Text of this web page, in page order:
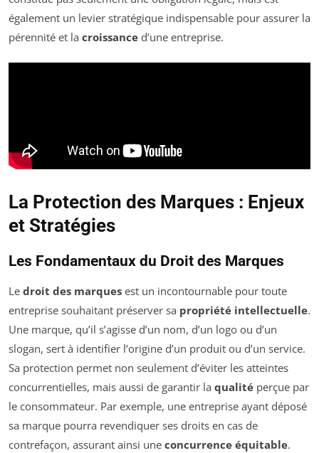
également un levier stratégique indispensable pour assurer la
pérennité et la croissance d’une entreprise.
La Protection des Marques : Enjeux
et Stratégies
Les Fondamentaux du Droit des Marques
Le droit des marques est un incontournable pour toute
entreprise souhaitant préserver sa propriété intellectuelle.
Une marque, qu’il s’agisse d’un nom, d’un logo ou d’un
slogan, sert à identifier l’origine d’un produit ou d’un service.
Sa protection permet non seulement d’éviter les atteintes
concurrentielles, mais aussi de garantir la qualité perçue par
le consommateur. Par exemple, une entreprise ayant déposé
sa marque pourra revendiquer ses droits en cas de
contrefaçon, assurant ainsi une concurrence équitable.